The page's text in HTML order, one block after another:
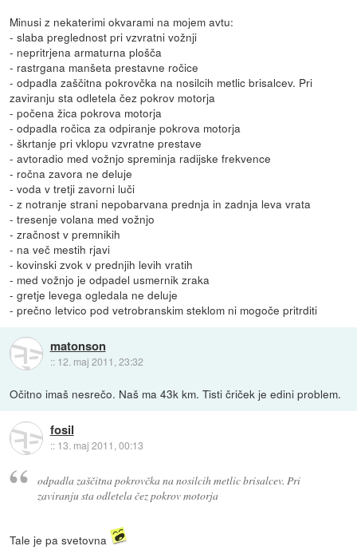
Minusi z nekaterimi okvarami na mojem avtu:
- slaba preglednost pri vzvratni vožnji
- nepritrjena armaturna plošča
- rastrgana manšeta prestavne ročice
- odpadla zaščitna pokrovčka na nosilcih metlic brisalcev. Pri
zaviranju sta odletela čez pokrov motorja
- počena žica pokrova motorja
- odpadla ročica za odpiranje pokrova motorja
- škrtanje pri vklopu vzvratne prestave
- avtoradio med vožnjo spreminja radijske frekvence
- ročna zavora ne deluje
- voda v tretji zavorni luči
- z notranje strani nepobarvana prednja in zadnja leva vrata
- tresenje volana med vožnjo
- zračnost v premnikih
- na več mestih rjavi
- kovinski zvok v prednjih levih vratih
- med vožnjo je odpadel usmernik zraka
- gretje levega ogledala ne deluje
- prečno letvico pod vetrobranskim steklom ni mogoče pritrditi
matonson
:: 12. maj 2011, 23:32
Očitno imaš nesrečo. Naš ma 43k km. Tisti čriček je edini problem.
fosil
:: 13. maj 2011, 00:13
odpadla zaščitna pokrovčka na nosilcih metlic brisalcev. Pri
zaviranju sta odletela čez pokrov motorja
Tale je pa svetovna